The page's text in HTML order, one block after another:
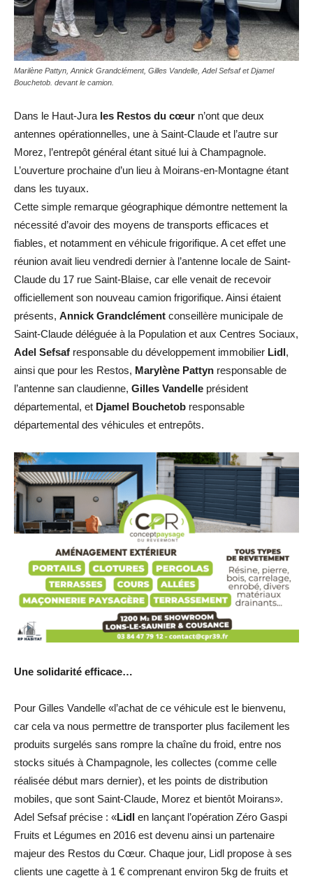
Marilène Pattyn, Annick Grandclément, Gilles Vandelle, Adel Sefsaf et Djamel
Bouchetob. devant le camion.
Dans le Haut-Jura les Restos du cœur n’ont que deux
antennes opérationnelles, une à Saint-Claude et l’autre sur
Morez, l’entrepôt général étant situé lui à Champagnole.
L’ouverture prochaine d’un lieu à Moirans-en-Montagne étant
dans les tuyaux.
Cette simple remarque géographique démontre nettement la
nécessité d’avoir des moyens de transports efficaces et
fiables, et notamment en véhicule frigorifique. A cet effet une
réunion avait lieu vendredi dernier à l’antenne locale de Saint-
Claude du 17 rue Saint-Blaise, car elle venait de recevoir
officiellement son nouveau camion frigorifique. Ainsi étaient
présents, Annick Grandclément conseillère municipale de
Saint-Claude déléguée à la Population et aux Centres Sociaux,
Adel Sefsaf responsable du développement immobilier Lidl,
ainsi que pour les Restos, Marylène Pattyn responsable de
l’antenne san claudienne, Gilles Vandelle président
départemental, et Djamel Bouchetob responsable
départemental des véhicules et entrepôts.
Une solidarité efficace…
Pour Gilles Vandelle «l’achat de ce véhicule est le bienvenu,
car cela va nous permettre de transporter plus facilement les
produits surgelés sans rompre la chaîne du froid, entre nos
stocks situés à Champagnole, les collectes (comme celle
réalisée début mars dernier), et les points de distribution
mobiles, que sont Saint-Claude, Morez et bientôt Moirans».
Adel Sefsaf précise : «Lidl en lançant l’opération Zéro Gaspi
Fruits et Légumes en 2016 est devenu ainsi un partenaire
majeur des Restos du Cœur. Chaque jour, Lidl propose à ses
clients une cagette à 1 € comprenant environ 5kg de fruits et